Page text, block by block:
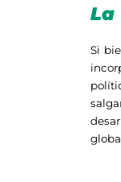
La
Si